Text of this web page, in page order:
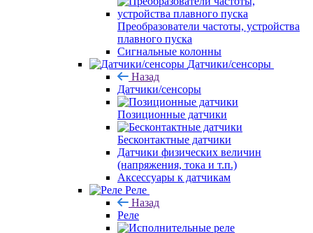
Преобразователи частоты, устройства
плавного пуска
Сигнальные колонны
Датчики/сенсоры
Назад
Датчики/сенсоры
Позиционные датчики
Бесконтактные датчики
Датчики физических величин
(напряжения, тока и т.п.)
Аксессуары к датчикам
Реле
Назад
Реле